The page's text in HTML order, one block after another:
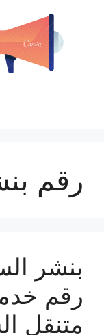
رقم
رقم
متنقل